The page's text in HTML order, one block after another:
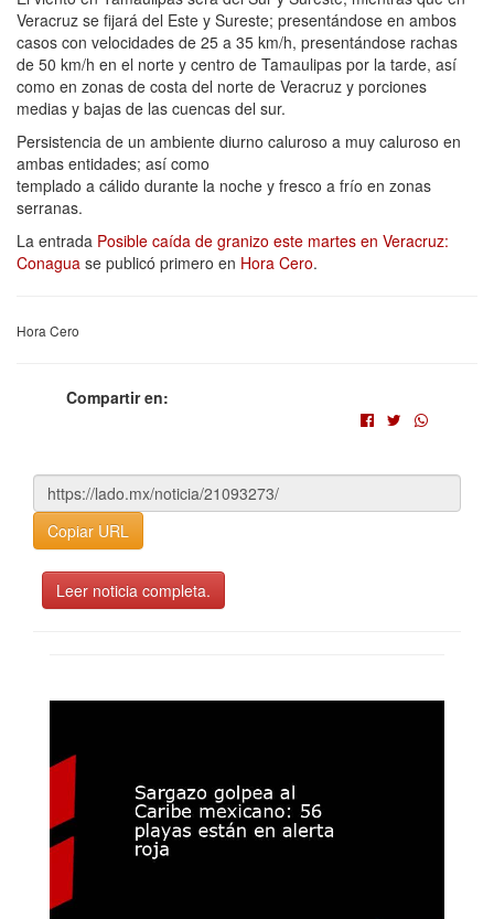
Veracruz se fijará del Este y Sureste; presentándose en ambos
casos con velocidades de 25 a 35 km/h, presentándose rachas
de 50 km/h en el norte y centro de Tamaulipas por la tarde, así
como en zonas de costa del norte de Veracruz y porciones
medias y bajas de las cuencas del sur.
Persistencia de un ambiente diurno caluroso a muy caluroso en
ambas entidades; así como
templado a cálido durante la noche y fresco a frío en zonas
serranas.
La entrada Posible caída de granizo este martes en Veracruz:
Conagua se publicó primero en Hora Cero.
Hora Cero
Compartir en:
Copiar URL
Leer noticia completa.